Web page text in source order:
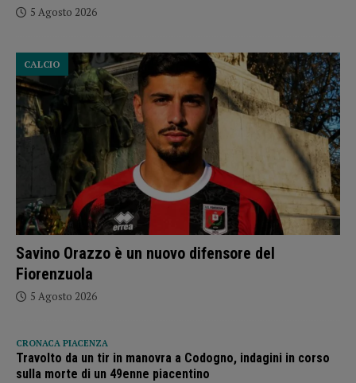
5 Agosto 2026
Savino Orazzo è un nuovo difensore del
Fiorenzuola
CALCIO
5 Agosto 2026
CRONACA PIACENZA
Travolto da un tir in manovra a Codogno, indagini in corso
sulla morte di un 49enne piacentino